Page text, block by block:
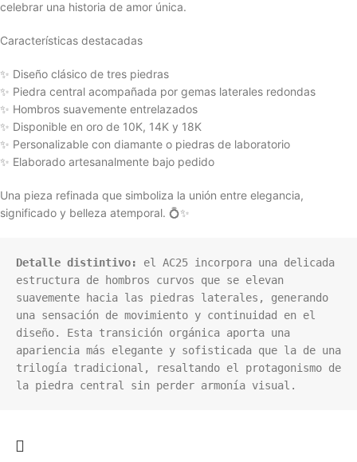
celebrar una historia de amor única.
Características destacadas
✨ Diseño clásico de tres piedras
✨ Piedra central acompañada por gemas laterales redondas
✨ Hombros suavemente entrelazados
✨ Disponible en oro de 10K, 14K y 18K
✨ Personalizable con diamante o piedras de laboratorio
✨ Elaborado artesanalmente bajo pedido
Una pieza refinada que simboliza la unión entre elegancia,
significado y belleza atemporal. 💍✨
Detalle distintivo:
el AC25 incorpora una delicada
estructura de hombros curvos que se elevan
suavemente hacia las piedras laterales, generando
una sensación de movimiento y continuidad en el
diseño. Esta transición orgánica aporta una
apariencia más elegante y sofisticada que la de una
trilogía tradicional, resaltando el protagonismo de
la piedra central sin perder armonía visual.